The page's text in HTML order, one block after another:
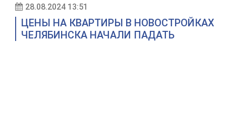
28.08.2024 13:51
ЦЕНЫ НА КВАРТИРЫ В НОВОСТРОЙКАХ
ЧЕЛЯБИНСКА НАЧАЛИ ПАДАТЬ